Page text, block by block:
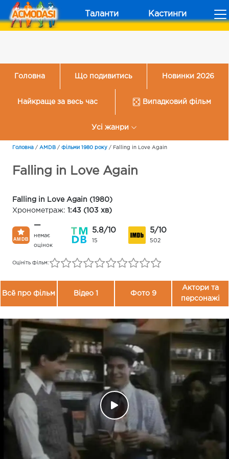
Таланти Кастинги
Головна Що подивитись Новинки 2026
Найкраще за весь час Випадковий фільм
Усі жанри
Головна / AMDB / Фільми 1980 року / Falling in Love Again
Falling in Love Again
Falling in Love Again (1980)
Хронометраж: 1:43 (103 хв)
—
немає
оцінок
5.8/10
15
5/10
502
Оцініть фільм:
Всё про фільм Відео 1 Фото 9
Актори та
персонажі